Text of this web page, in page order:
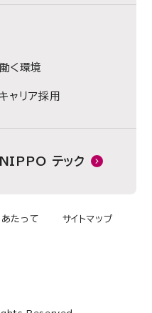
く環境
ャリア採用
NIPPO テック
たって サイトマップ